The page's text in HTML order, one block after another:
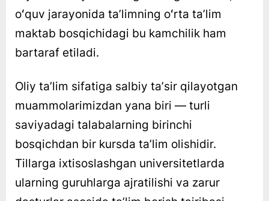
oʻquv jarayonida taʼlimning oʻrta taʼlim
maktab bosqichidagi bu kamchilik ham
bartaraf etiladi.
Oliy taʼlim sifatiga salbiy taʼsir qilayotgan
muammolarimizdan yana biri — turli
saviyadagi talabalarning birinchi
bosqichdan bir kursda taʼlim olishidir.
Tillarga ixtisoslashgan universitetlarda
ularning guruhlarga ajratilishi va zarur